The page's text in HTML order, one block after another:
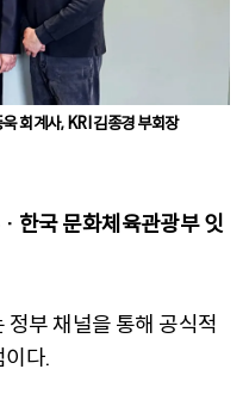
회계사, KRI 김종경 부회장
한국 문화체육관광부 잇
부 채널을 통해 공식적
이다.